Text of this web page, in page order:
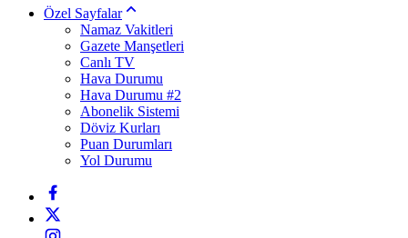
Özel Sayfalar
Namaz Vakitleri
Gazete Manşetleri
Canlı TV
Hava Durumu
Hava Durumu #2
Abonelik Sistemi
Döviz Kurları
Puan Durumları
Yol Durumu